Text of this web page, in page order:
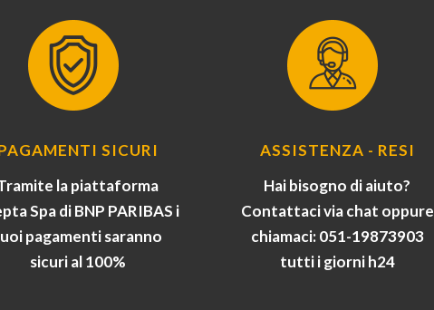
SICURI
la piattaforma
Spa di BNP PARIBAS i
pagamenti saranno
sicuri al 100%
ASSISTENZA - RESI
Hai bisogno di aiuto?
Contattaci via chat oppure
chiamaci: 051-19873903
tutti i giorni h24